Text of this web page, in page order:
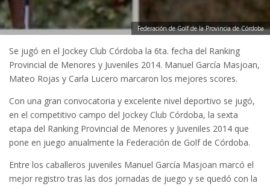
Federación de Golf de la Provincia de Córdoba
Se jugó en el Jockey Club Córdoba la 6ta. fecha del Ranking
Provincial de Menores y Juveniles 2014. Manuel García Masjoan,
Mateo Rojas y Carla Lucero marcaron los mejores scores.
Con una gran convocatoria y excelente nivel deportivo se jugó,
en el competitivo campo del Jockey Club Córdoba, la sexta
etapa del Ranking Provincial de Menores y Juveniles 2014 que
pone en juego anualmente la Federación de Golf de Córdoba.
Entre los caballeros juveniles Manuel García Masjoan marcó el
mejor registro tras las dos jornadas de juego y se quedó con la